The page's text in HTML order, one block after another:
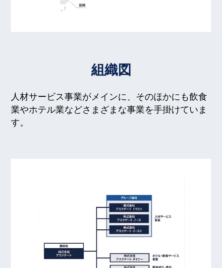
組織図
人材サービス事業がメインに、そのほかにも飲食
業やホテル業などさまざまな事業を手掛けていま
す。